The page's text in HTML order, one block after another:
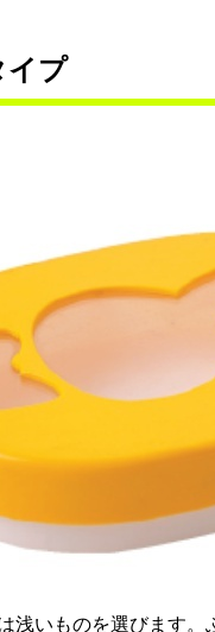
イプ
浅いものを選びます